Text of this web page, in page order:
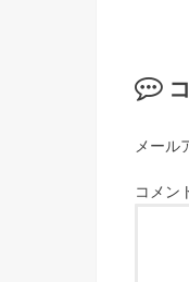
メール
コメン